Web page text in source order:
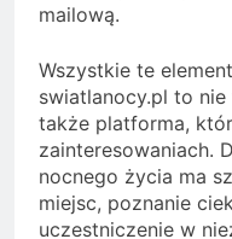
mailową.
Wszystkie te
swiatlanocy.pl to
także platforma,
zainteresowaniach.
nocnego życia ma
miejsc, poznanie
uczestniczenie w